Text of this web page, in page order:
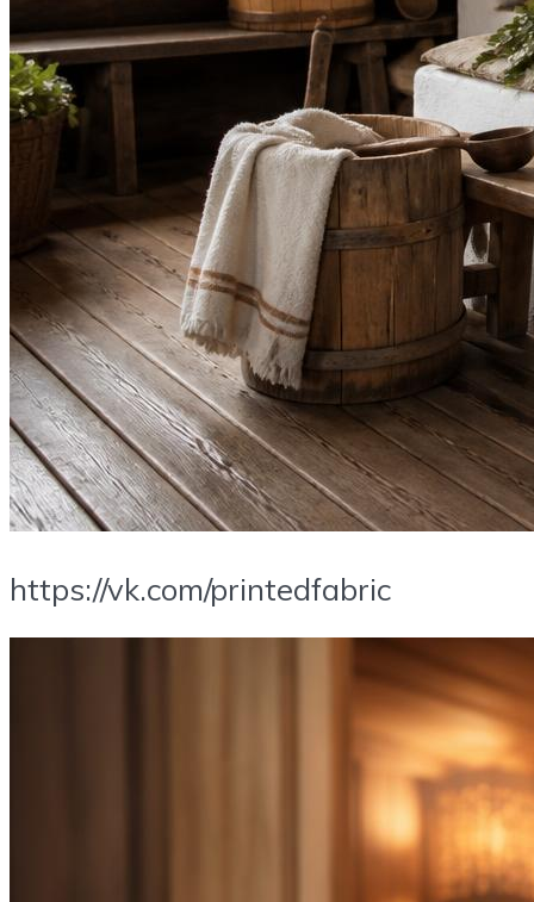
https://vk.com/printedfabric